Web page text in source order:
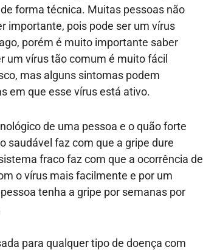
forma técnica. Muitas pessoas não
importante, pois pode ser um vírus
porém é muito importante saber
um vírus tão comum é muito fácil
mas alguns sintomas podem
em que esse vírus está ativo.
de uma pessoa e o quão forte
saudável faz com que a gripe dure
fraco faz com que a ocorrência de
o vírus mais facilmente e por um
tenha a gripe por semanas por
para qualquer tipo de doença com